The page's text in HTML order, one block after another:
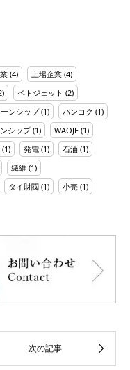
(4) 上場企業 (4)
ベトジェット (2)
ンシップ(1) バンコク (1)
シップ(1) WAOJE (1)
(1) 発電 (1) 石油 (1)
繊維 (1)
タイ財閥 (1) 小売 (1)